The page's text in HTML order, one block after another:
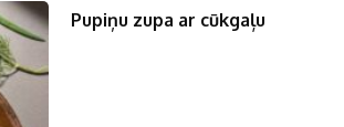
Pupiņu zupa ar cūkgaļu